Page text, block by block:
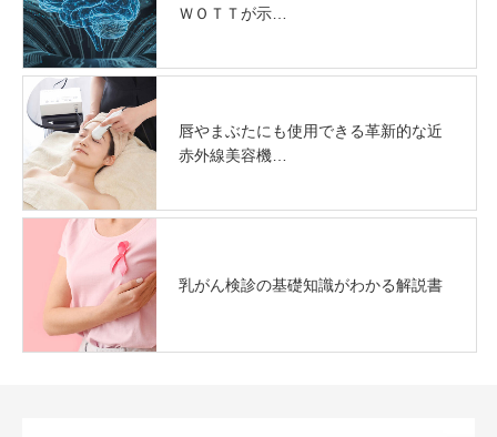
ＷＯＴＴが示…
唇やまぶたにも使用できる革新的な近
赤外線美容機…
乳がん検診の基礎知識がわかる解説書